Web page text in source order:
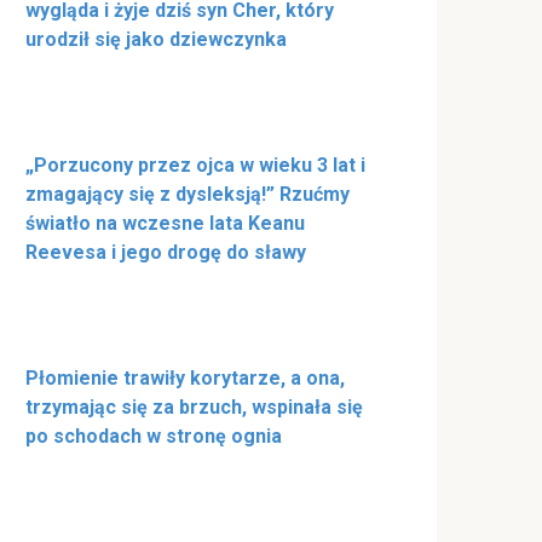
wygląda i żyje dziś syn Cher, który
urodził się jako dziewczynka
„Porzucony przez ojca w wieku 3 lat i
zmagający się z dysleksją!” Rzućmy
światło na wczesne lata Keanu
Reevesa i jego drogę do sławy
Płomienie trawiły korytarze, a ona,
trzymając się za brzuch, wspinała się
po schodach w stronę ognia